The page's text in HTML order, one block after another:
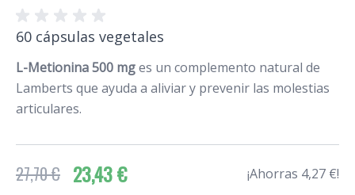
60 cápsulas vegetales
L-Metionina 500 mges un complemento natural de
Lamberts que ayuda a aliviar y prevenir las molestias
articulares.
27,70 € 23,43 € ¡Ahorras 4,27 €!